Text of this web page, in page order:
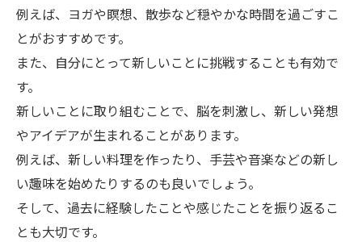
例えば、ヨガや瞑想、散歩など穏やかな時間を過ごすこ
とがおすすめです。
また、自分にとって新しいことに挑戦することも有効で
す。
新しいことに取り組むことで、脳を刺激し、新しい発想
やアイデアが生まれることがあります。
例えば、新しい料理を作ったり、手芸や音楽などの新し
い趣味を始めたりするのも良いでしょう。
そして、過去に経験したことや感じたことを振り返るこ
とも大切です。